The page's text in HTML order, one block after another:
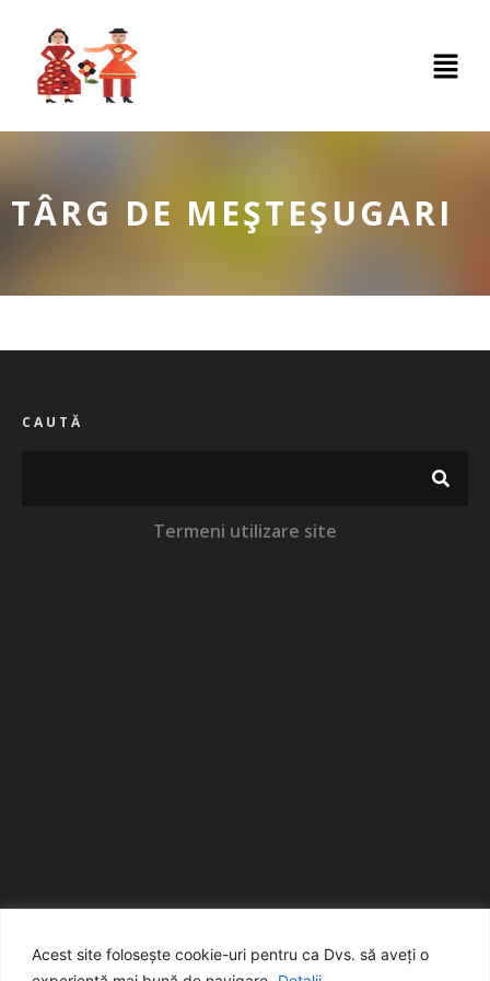
Acest site folosește cookie-uri pentru ca Dvs. să aveți o
TÂRG DE MEŞTEŞUGARI
CAUTĂ
Termeni utilizare site